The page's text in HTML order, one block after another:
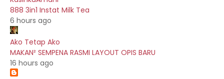
888 3in1 Instat Milk Tea
6 hours ago
Ako Tetap Ako
MAKAN² SEMPENA RASMI LAYOUT OPIS BARU
16 hours ago